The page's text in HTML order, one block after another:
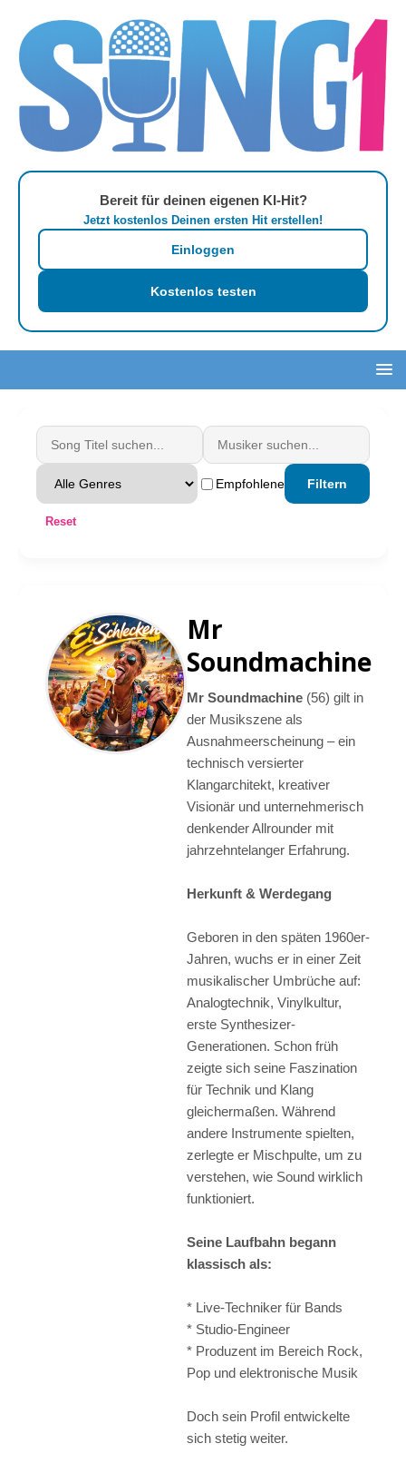
Bereit für deinen eigenen KI-Hit?
Jetzt kostenlos Deinen ersten Hit erstellen!
Einloggen
Kostenlos testen
Empfohlene Filtern
Reset
Mr
Soundmachine
Mr Soundmachine (56) gilt in
der Musikszene als
Ausnahmeerscheinung – ein
technisch versierter
Klangarchitekt, kreativer
Visionär und unternehmerisch
denkender Allrounder mit
jahrzehntelanger Erfahrung.
Herkunft & Werdegang
Geboren in den späten 1960er-
Jahren, wuchs er in einer Zeit
musikalischer Umbrüche auf:
Analogtechnik, Vinylkultur,
erste Synthesizer-
Generationen. Schon früh
zeigte sich seine Faszination
für Technik und Klang
gleichermaßen. Während
andere Instrumente spielten,
zerlegte er Mischpulte, um zu
verstehen, wie Sound wirklich
funktioniert.
Seine Laufbahn begann
klassisch als:
* Live-Techniker für Bands
* Studio-Engineer
* Produzent im Bereich Rock,
Pop und elektronische Musik
Doch sein Profil entwickelte
sich stetig weiter.